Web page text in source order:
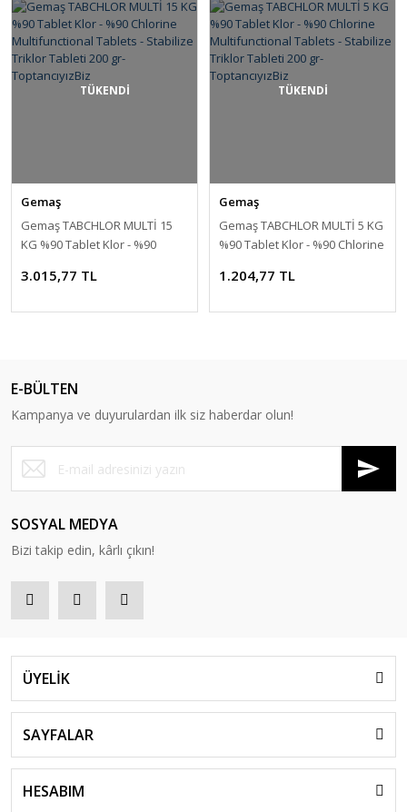
TÜKENDİ
Gemaş
Gemaş TABCHLOR MULTİ 15
KG %90 Tablet Klor - %90
Tablets - Stabilize Triklor
3.015,77 TL
TÜKENDİ
Gemaş
Gemaş TABCHLOR MULTİ 5 KG
%90 Tablet Klor - %90 Chlorine
Stabilize Triklor Tableti 200 gr-
1.204,77 TL
E-BÜLTEN
Kampanya ve duyurulardan ilk siz haberdar olun!
SOSYAL MEDYA
Bizi takip edin, kârlı çıkın!
ÜYELİK
SAYFALAR
HESABIM